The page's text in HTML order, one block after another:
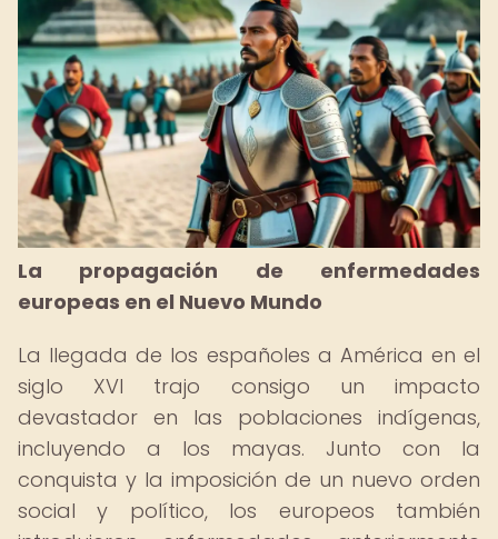
La propagación de enfermedades
europeas en el Nuevo Mundo
La llegada de los españoles a América en el
siglo XVI trajo consigo un impacto
devastador en las poblaciones indígenas,
incluyendo a los mayas. Junto con la
conquista y la imposición de un nuevo orden
social y político, los europeos también